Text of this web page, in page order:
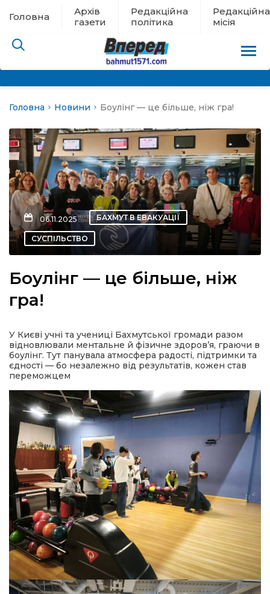
Головна
Архів
газети
Редакційна
політика
Редакційна
місія
евакуації
новини
політика
місія
Головна Новини Боулінг — це більше, ніж гра!
06.11.2025 БАХМУТ В ЕВАКУАЦІЇ
СУСПІЛЬСТВО
Боулінг — це більше, ніж
гра!
У Києві учні та учениці Бахмутської громади разом
відновлювали ментальне й фізичне здоров’я, граючи в
боулінг. Тут панувала атмосфера радості, підтримки та
єдності — бо незалежно від результатів, кожен став
переможцем